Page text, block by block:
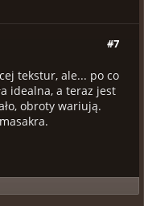
#7
tekstur, ale... po co
idealna, a teraz jest
obroty wariują.